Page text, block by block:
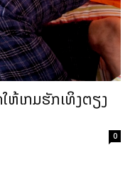
ຫ້ເກມຮັກເທິງຕຽງ
0